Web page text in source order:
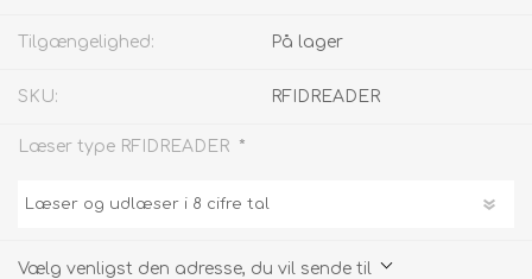
Tilgængelighed: På lager
SKU: RFIDREADER
Læser type RFIDREADER *
Vælg venligst den adresse, du vil sende til